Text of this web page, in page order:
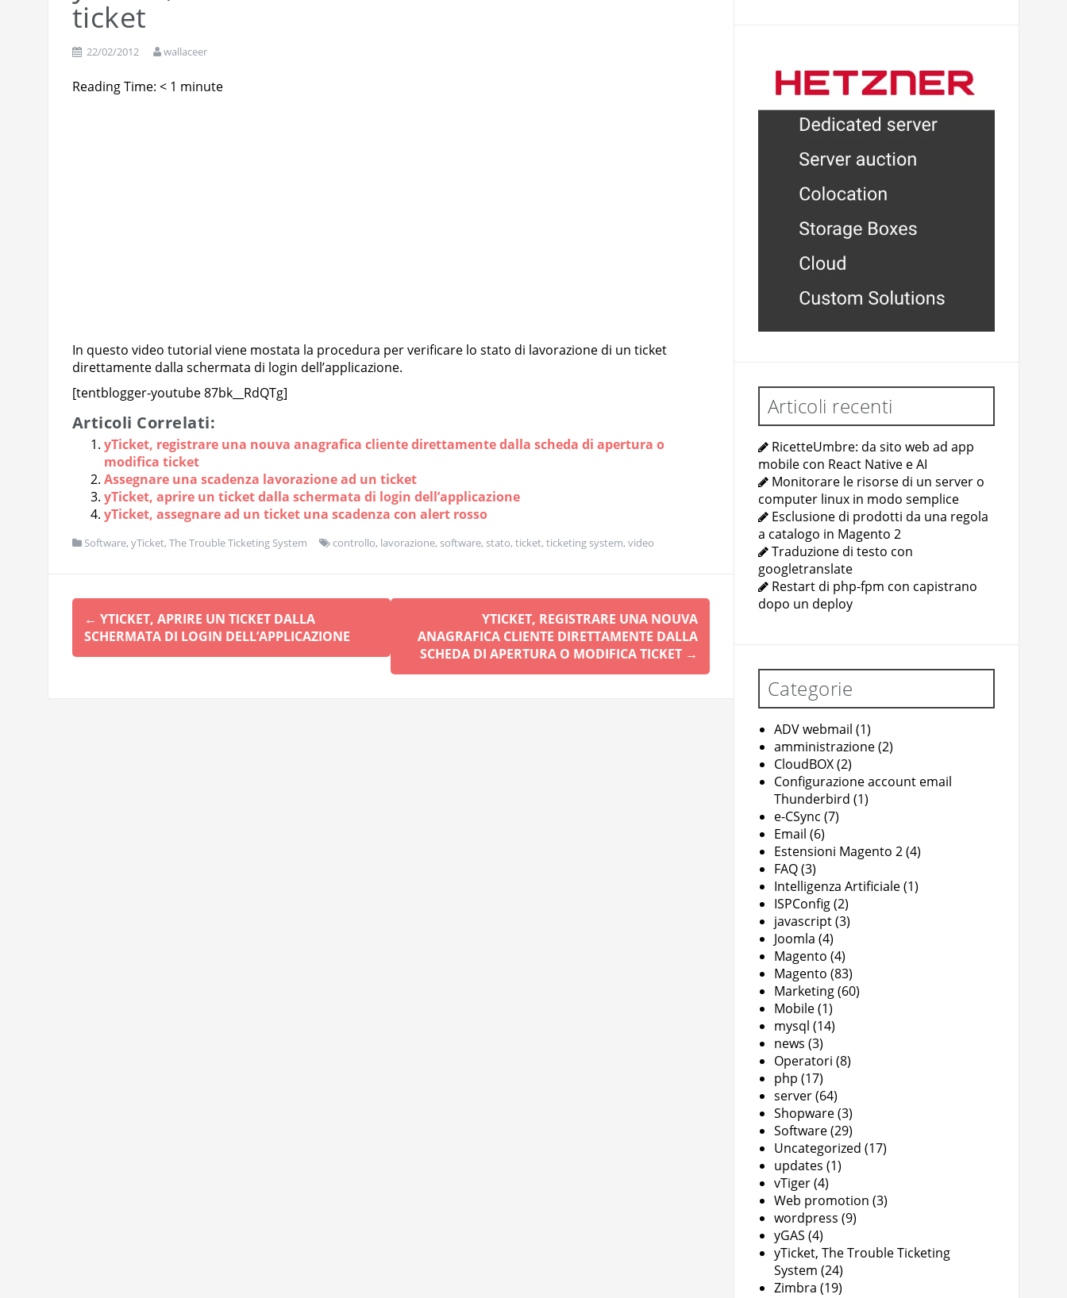
ticket
22/02/2012 wallaceer
Reading Time: < 1 minute
In questo video tutorial viene mostata la procedura per verificare lo stato di lavorazione di un ticket
direttamente dalla schermata di login dell’applicazione.
[tentblogger-youtube 87bk__RdQTg]
Articoli Correlati:
yTicket, registrare una nouva anagrafica cliente direttamente dalla scheda di apertura o
modifica ticket
Assegnare una scadenza lavorazione ad un ticket
yTicket, aprire un ticket dalla schermata di login dell’applicazione
yTicket, assegnare ad un ticket una scadenza con alert rosso
Software, yTicket, The Trouble Ticketing System controllo, lavorazione, software, stato, ticket, ticketing system, video
Navigazione
articolo
← YTICKET, APRIRE UN TICKET DALLA
SCHERMATA DI LOGIN DELL’APPLICAZIONE
YTICKET, REGISTRARE UNA NOUVA
ANAGRAFICA CLIENTE DIRETTAMENTE DALLA
SCHEDA DI APERTURA O MODIFICA TICKET →
Articoli recenti
RicetteUmbre: da sito web ad app
mobile con React Native e AI
Monitorare le risorse di un server o
computer linux in modo semplice
Esclusione di prodotti da una regola
a catalogo in Magento 2
Traduzione di testo con
googletranslate
Restart di php-fpm con capistrano
dopo un deploy
Categorie
ADV webmail (1)
amministrazione(2)
CloudBOX(2)
Configurazione account email
Thunderbird (1)
e-CSync (7)
Email (6)
Estensioni Magento 2(4)
FAQ(3)
Intelligenza Artificiale(1)
ISPConfig(2)
javascript(3)
Joomla (4)
Magento (4)
Magento (83)
Marketing(60)
Mobile(1)
mysql (14)
news (3)
Operatori (8)
php (17)
server(64)
Shopware(3)
Software(29)
Uncategorized (17)
updates (1)
vTiger(4)
Web promotion (3)
wordpress (9)
yGAS (4)
yTicket, The Trouble Ticketing
System (24)
Zimbra (19)